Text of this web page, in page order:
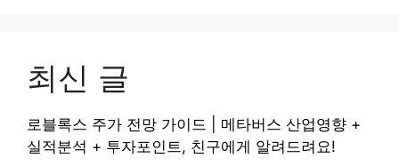
최신 글
로블록스 주가 전망 가이드 | 메타버스 산업영향 +
실적분석 + 투자포인트, 친구에게 알려드려요!